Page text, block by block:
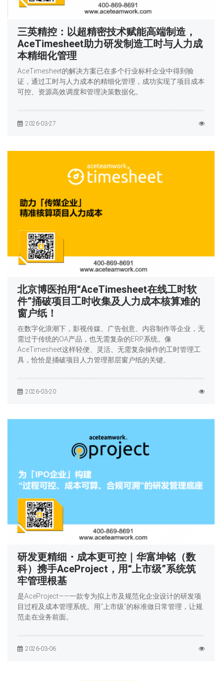
三英精控：以超精密技术赋能高端制造，
AceTimesheet助力研发制造工时与人力成
本精细化管理
AceTimesheet的解决方案已在多个行业标杆企业中得到验
证，通过工时与人力成本的精细化管理，成功实现了项目成本
可控、资源高效调度和管理决策数据化。
2026-03-27
北京博医拍用“AceTimesheet在线工时软
件”捅破项目工时收集及人力成本核算难的
窗户纸！
在数字化浪潮下，影视传媒、广告创意、内容制作等企业，无
需过于传统的OA产品，也无需复杂的ERP系统。像
AceTimesheet这样轻便、灵活、无需复杂操作的工时管理工
具，恰恰是捅破项目人力管理那层窗户纸的关键。
2026-03-20
研发更精细・成本更可控｜华富坤铭（数
科）携手AceProject，用“上市级”系统筑
牢管理根基
是AceProject——一款专为拟上市及规范化企业设计的研发项
目过程及成本管理系统。用“上市级”的标准做日常管理，让规
范走在业务前面。
2026-03-06